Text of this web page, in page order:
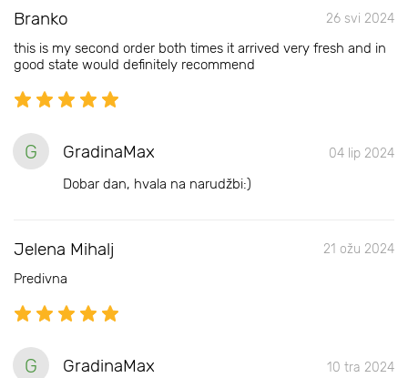
Branko 26 svi 2024
this is my second order both times it arrived very fresh and in
good state would definitely recommend
G GradinaMax 04 lip 2024
Dobar dan, hvala na narudžbi:)
Jelena Mihalj 21 ožu 2024
Predivna
G GradinaMax 10 tra 2024